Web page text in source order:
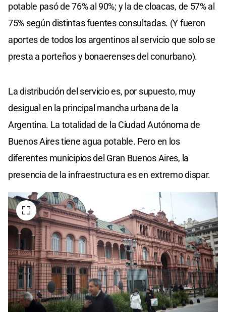
potable pasó de 76% al 90%; y la de cloacas, de 57% al
75% según distintas fuentes consultadas. (Y fueron
aportes de todos los argentinos al servicio que solo se
presta a porteños y bonaerenses del conurbano).
La distribución del servicio es, por supuesto, muy
desigual en la principal mancha urbana de la
Argentina. La totalidad de la Ciudad Autónoma de
Buenos Aires tiene agua potable. Pero en los
diferentes municipios del Gran Buenos Aires, la
presencia de la infraestructura es en extremo dispar.